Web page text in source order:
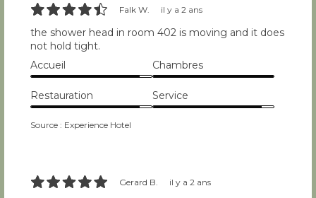
9/10 Falk W. il y a 2 ans
the shower head in room 402 is moving and it does
not hold tight.
Accueil
Chambres
Restauration
Service
Source : Experience Hotel
10/10 Gerard B. il y a 2 ans